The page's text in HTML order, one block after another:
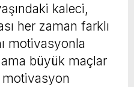
kaleci,
her zaman farklı
motivasyonla
ama büyük maçlar